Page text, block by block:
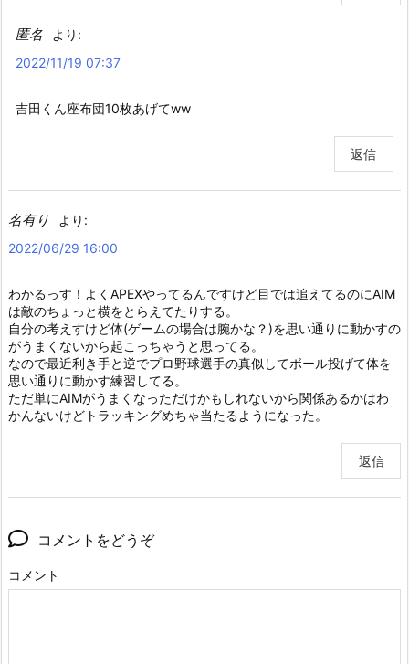
匿名
より:
2022/11/19 07:37
吉田くん座布団10枚あげてww
返信
名有り
より:
2022/06/29 16:00
わかるっす！よくAPEXやってるんですけど目では追えてるのにAIM
は敵のちょっと横をとらえてたりする。
自分の考えすけど体(ゲームの場合は腕かな？)を思い通りに動かすの
がうまくないから起こっちゃうと思ってる。
なので最近利き手と逆でプロ野球選手の真似してボール投げて体を
思い通りに動かす練習してる。
ただ単にAIMがうまくなっただけかもしれないから関係あるかはわ
かんないけどトラッキングめちゃ当たるようになった。
返信
コメントをどうぞ
コメント